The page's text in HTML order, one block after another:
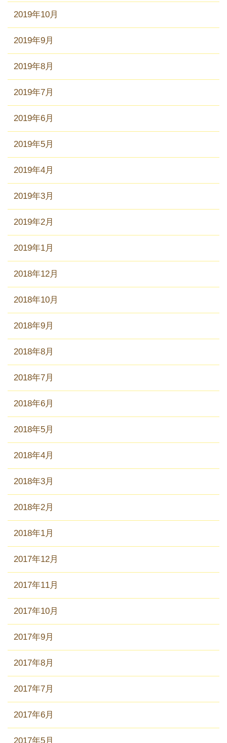
2019年10月
2019年9月
2019年8月
2019年7月
2019年6月
2019年5月
2019年4月
2019年3月
2019年2月
2019年1月
2018年12月
2018年10月
2018年9月
2018年8月
2018年7月
2018年6月
2018年5月
2018年4月
2018年3月
2018年2月
2018年1月
2017年12月
2017年11月
2017年10月
2017年9月
2017年8月
2017年7月
2017年6月
2017年5月